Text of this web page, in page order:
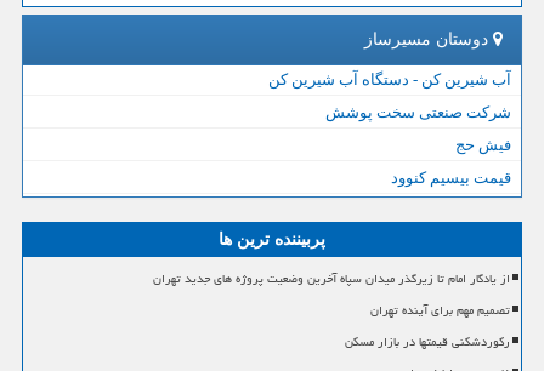
دوستان مسیرساز
آب شیرین کن - دستگاه آب شیرین کن
شرکت صنعتی سخت پوشش
فیش حج
قیمت بیسیم کنوود
پربیننده ترین ها
از یادگار امام تا زیرگذر میدان سپاه آخرین وضعیت پروژه های جدید تهران
تصمیم مهم برای آینده تهران
رکوردشکنی قیمتها در بازار مسکن